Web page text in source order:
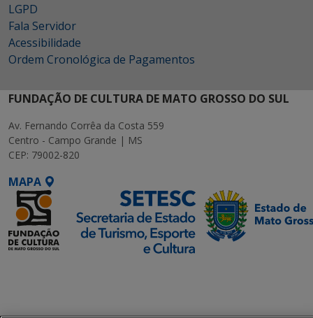
LGPD
Fala Servidor
Acessibilidade
Ordem Cronológica de Pagamentos
FUNDAÇÃO DE CULTURA DE MATO GROSSO DO SUL
Av. Fernando Corrêa da Costa 559
Centro - Campo Grande | MS
CEP: 79002-820
MAPA